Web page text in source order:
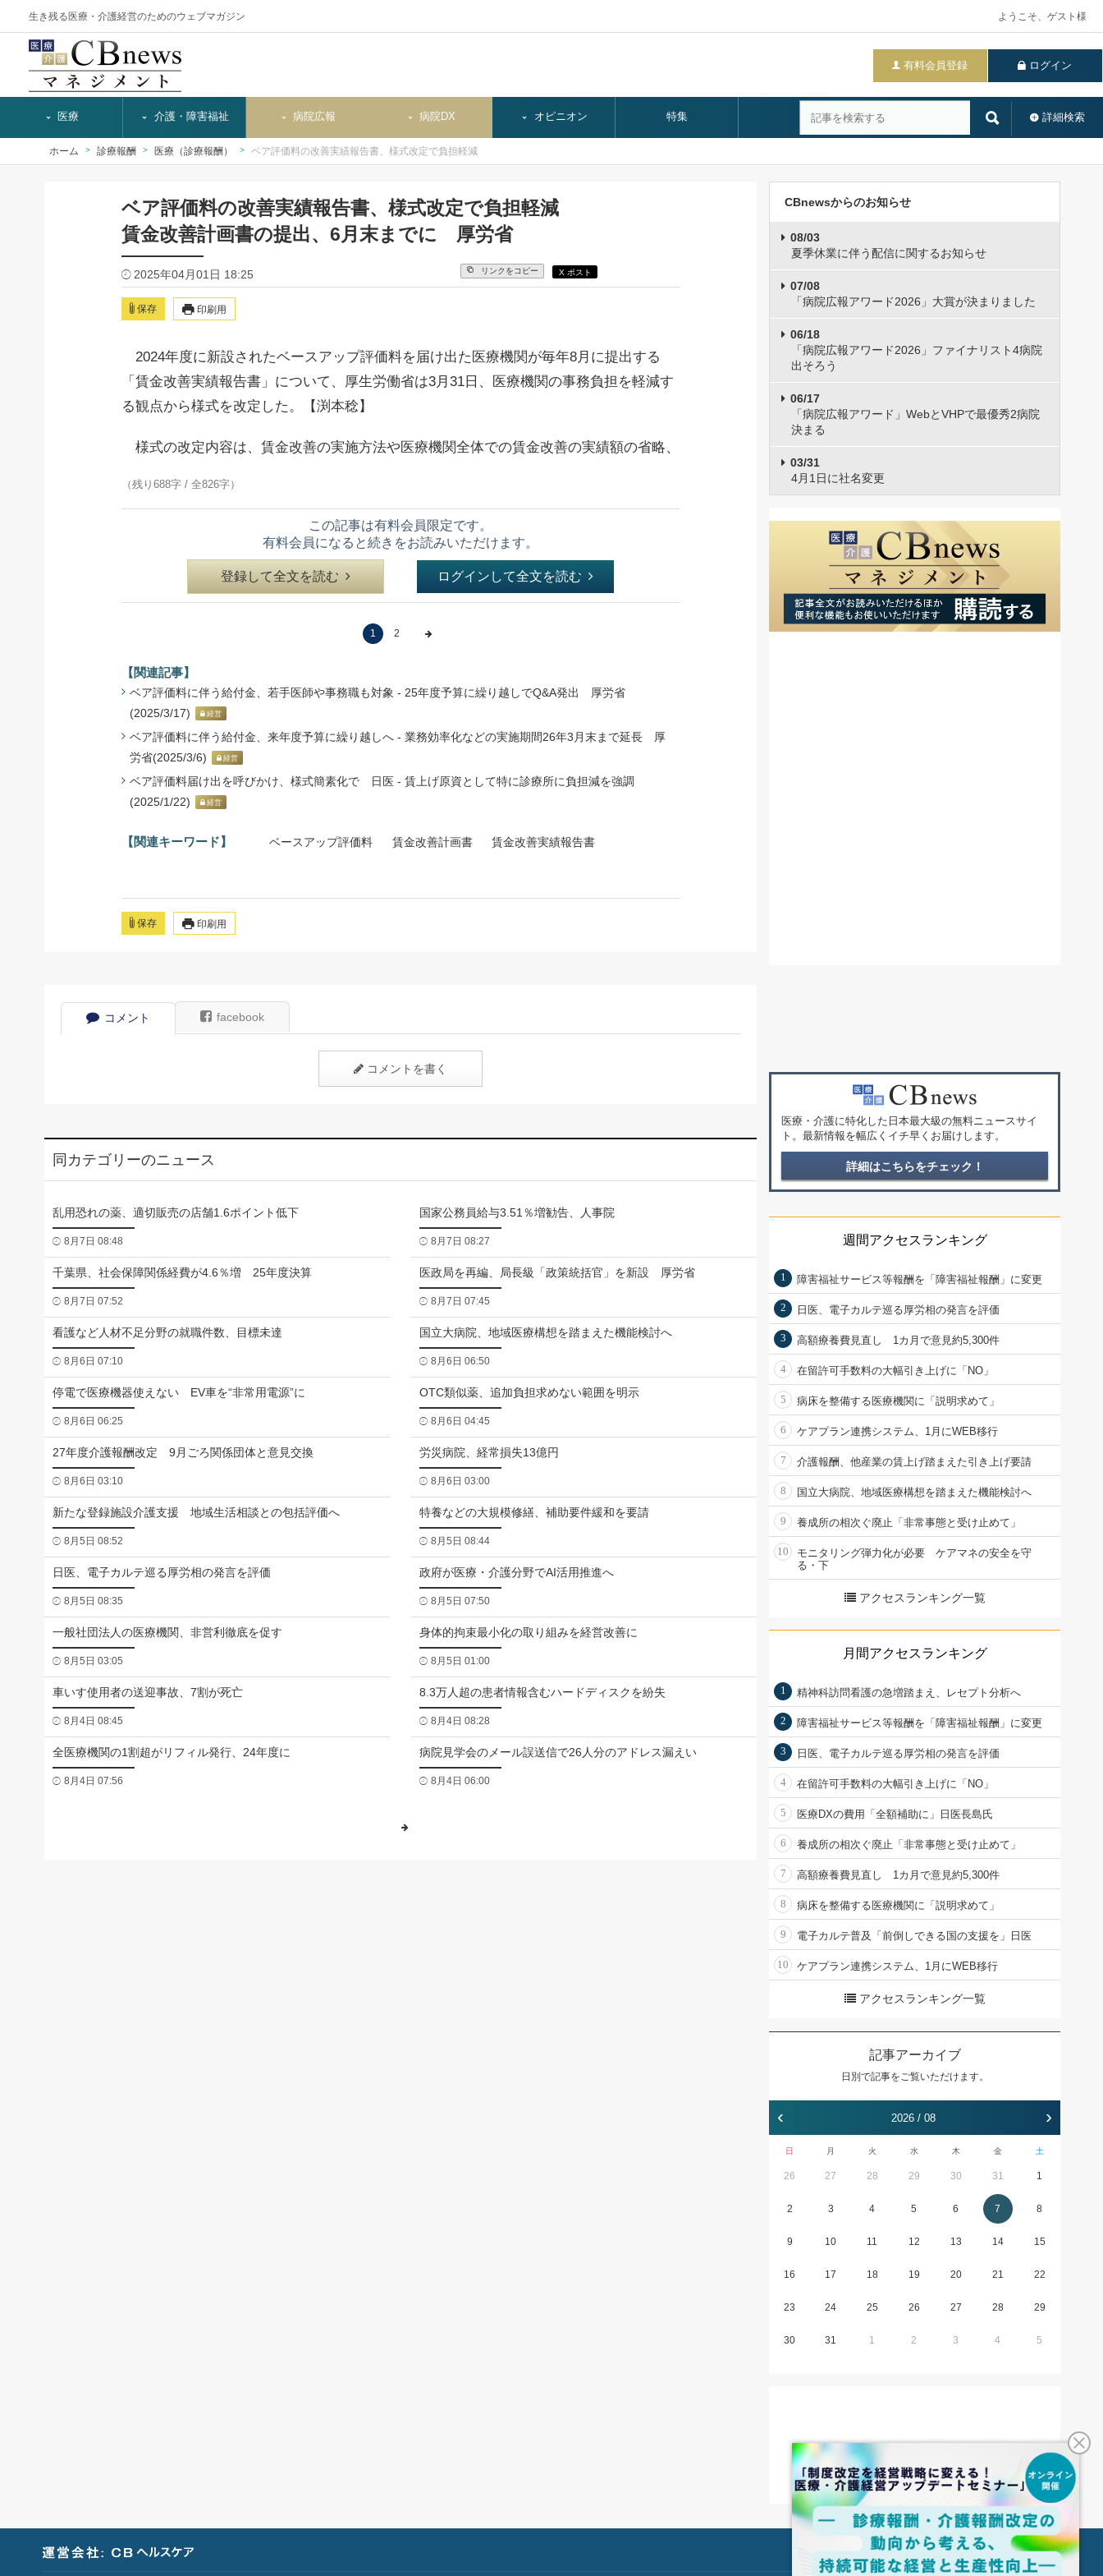
生き残る医療・介護経営のためのウェブマガジン ようこそ、ゲスト様
有料会員登録 ログイン
詳細検索
医療 介護・障害福祉 病院広報 病院DX オピニオン 特集
ホーム 診療報酬 医療（診療報酬） ベア評価料の改善実績報告書、様式改定で負担軽減
ベア評価料の改善実績報告書、様式改定で負担軽減
賃金改善計画書の提出、6月末までに 厚労省
2025年04月01日 18:25 リンクをコピー X ポスト
保存 印刷用
2024年度に新設されたベースアップ評価料を届け出た医療機関が毎年8月に提出する
「賃金改善実績報告書」について、厚生労働省は3月31日、医療機関の事務負担を軽減す
る観点から様式を改定した。【渕本稔】
様式の改定内容は、賃金改善の実施方法や医療機関全体での賃金改善の実績額の省略、
（残り688字 / 全826字）
この記事は有料会員限定です。
有料会員になると続きをお読みいただけます。
登録して全文を読む ログインして全文を読む
1 2
【関連記事】
ベア評価料に伴う給付金、若手医師や事務職も対象 - 25年度予算に繰り越しでQ&A発出 厚労省
(2025/3/17)
経営
ベア評価料に伴う給付金、来年度予算に繰り越しへ - 業務効率化などの実施期間26年3月末まで延長 厚
労省(2025/3/6)
経営
ベア評価料届け出を呼びかけ、様式簡素化で 日医 - 賃上げ原資として特に診療所に負担減を強調
(2025/1/22)
経営
【関連キーワード】 ベースアップ評価料 賃金改善計画書 賃金改善実績報告書
保存 印刷用
コメント facebook
コメントを書く
同カテゴリーのニュース
乱用恐れの薬、適切販売の店舗1.6ポイント低下
8月7日 08:48
国家公務員給与3.51％増勧告、人事院
8月7日 08:27
千葉県、社会保障関係経費が4.6％増 25年度決算
8月7日 07:52
医政局を再編、局長級「政策統括官」を新設 厚労省
8月7日 07:45
看護など人材不足分野の就職件数、目標未達
8月6日 07:10
国立大病院、地域医療構想を踏まえた機能検討へ
8月6日 06:50
停電で医療機器使えない EV車を“非常用電源”に
8月6日 06:25
OTC類似薬、追加負担求めない範囲を明示
8月6日 04:45
27年度介護報酬改定 9月ごろ関係団体と意見交換
8月6日 03:10
労災病院、経常損失13億円
8月6日 03:00
新たな登録施設介護支援 地域生活相談との包括評価へ
8月5日 08:52
特養などの大規模修繕、補助要件緩和を要請
8月5日 08:44
日医、電子カルテ巡る厚労相の発言を評価
8月5日 08:35
政府が医療・介護分野でAI活用推進へ
8月5日 07:50
一般社団法人の医療機関、非営利徹底を促す
8月5日 03:05
身体的拘束最小化の取り組みを経営改善に
8月5日 01:00
車いす使用者の送迎事故、7割が死亡
8月4日 08:45
8.3万人超の患者情報含むハードディスクを紛失
8月4日 08:28
全医療機関の1割超がリフィル発行、24年度に
8月4日 07:56
病院見学会のメール誤送信で26人分のアドレス漏えい
8月4日 06:00
CBnewsからのお知らせ
08/03
夏季休業に伴う配信に関するお知らせ
07/08
「病院広報アワード2026」大賞が決まりました
06/18
「病院広報アワード2026」ファイナリスト4病院
出そろう
06/17
「病院広報アワード」WebとVHPで最優秀2病院
決まる
03/31
4月1日に社名変更
医療・介護に特化した日本最大級の無料ニュースサイ
ト。最新情報を幅広くイチ早くお届けします。
詳細はこちらをチェック！
週間アクセスランキング
1 障害福祉サービス等報酬を「障害福祉報酬」に変更
2 日医、電子カルテ巡る厚労相の発言を評価
3 高額療養費見直し 1カ月で意見約5,300件
4 在留許可手数料の大幅引き上げに「NO」
5 病床を整備する医療機関に「説明求めて」
6 ケアプラン連携システム、1月にWEB移行
7 介護報酬、他産業の賃上げ踏まえた引き上げ要請
8 国立大病院、地域医療構想を踏まえた機能検討へ
9 養成所の相次ぐ廃止「非常事態と受け止めて」
10
モニタリング弾力化が必要 ケアマネの安全を守
る・下
アクセスランキング一覧
月間アクセスランキング
1 精神科訪問看護の急増踏まえ、レセプト分析へ
2 障害福祉サービス等報酬を「障害福祉報酬」に変更
3 日医、電子カルテ巡る厚労相の発言を評価
4 在留許可手数料の大幅引き上げに「NO」
5 医療DXの費用「全額補助に」日医長島氏
6 養成所の相次ぐ廃止「非常事態と受け止めて」
7 高額療養費見直し 1カ月で意見約5,300件
8 病床を整備する医療機関に「説明求めて」
9 電子カルテ普及「前倒しできる国の支援を」日医
10 ケアプラン連携システム、1月にWEB移行
アクセスランキング一覧
記事アーカイブ
日別で記事をご覧いただけます。
‹ 2026 / 08 ›
日 月 火 水 木 金 土
26 27 28 29 30 31 1
2 3 4 5 6 7 8
9 10 11 12 13 14 15
16 17 18 19 20 21 22
23 24 25 26 27 28 29
30 31 1 2 3 4 5